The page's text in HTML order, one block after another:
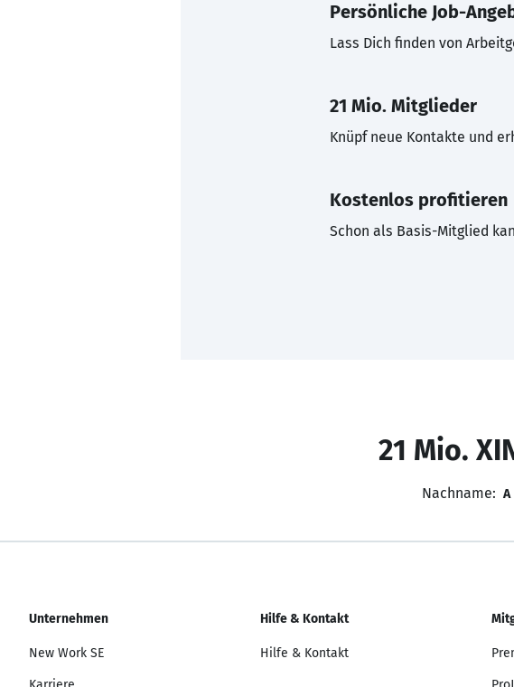
Persönliche Job-
Lass Dich finden von
21 Mio. Mitglieder
Knüpf neue Kontakte und
Kostenlos profitieren
Schon als Basis-Mitglied
21 Mio.
Nachname: A
Unternehmen
New Work SE
Hilfe & Kontakt
Hilfe & Kontakt